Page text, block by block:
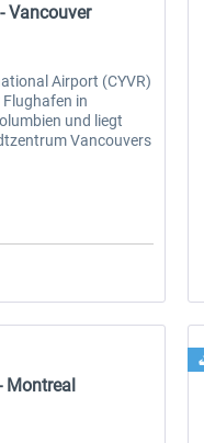
Vancouver
Airport (CYVR)
in
und liegt
Vancouvers
Montreal